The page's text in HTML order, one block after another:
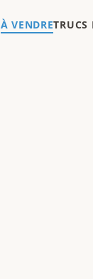
À VENDRETRUCS